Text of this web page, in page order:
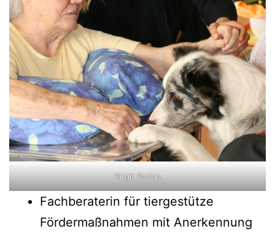
Birgit Baden
Fachberaterin für tiergestütze
Fördermaßnahmen mit Anerkennung